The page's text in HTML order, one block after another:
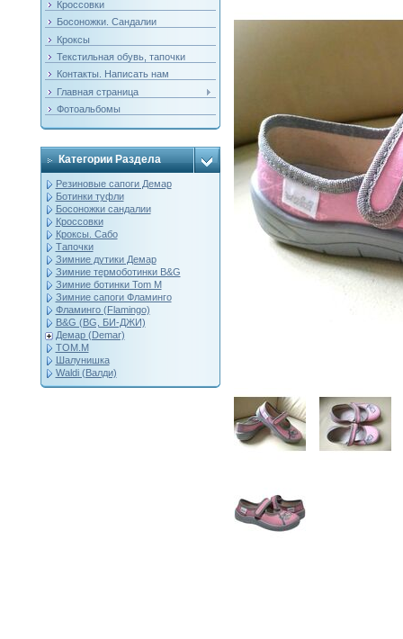
Кроссовки
Босоножки. Сандалии
Кроксы
Текстильная обувь, тапочки
Контакты. Написать нам
Главная страница
Фотоальбомы
Категории Раздела
Резиновые сапоги Демар
Ботинки туфли
Босоножки сандалии
Кроссовки
Кроксы. Сабо
Тапочки
Зимние дутики Демар
Зимние термоботинки B&G
Зимние ботинки Tom M
Зимние сапоги Фламинго
Фламинго (Flamingo)
B&G (BG, БИ-ДЖИ)
Демар (Demar)
ТОМ.М
Шалунишка
Waldi (Валди)